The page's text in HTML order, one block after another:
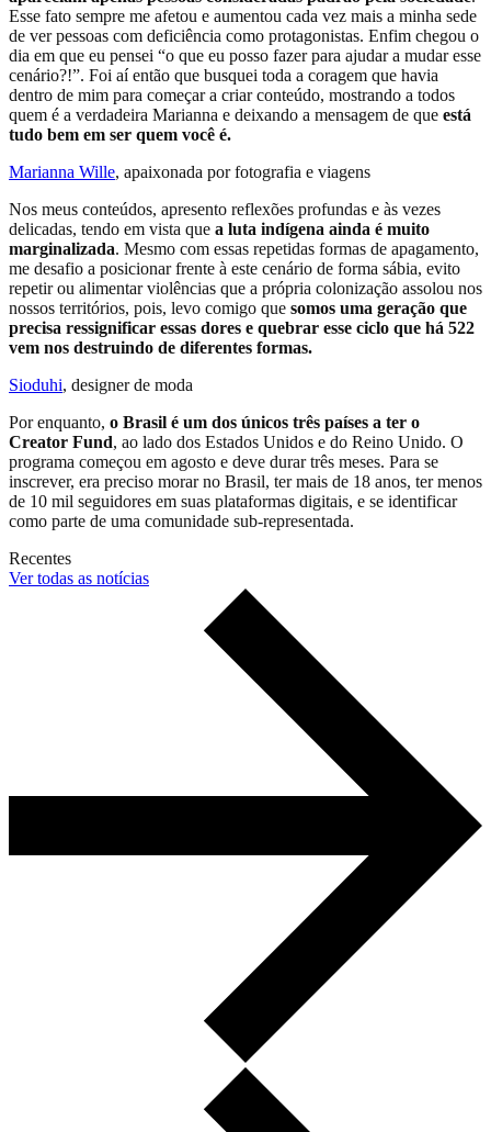
Esse fato sempre me afetou e aumentou cada vez mais a minha sede
de ver pessoas com deficiência como protagonistas. Enfim chegou o
dia em que eu pensei “o que eu posso fazer para ajudar a mudar esse
cenário?!”. Foi aí então que busquei toda a coragem que havia
dentro de mim para começar a criar conteúdo, mostrando a todos
quem é a verdadeira Marianna e deixando a mensagem de que está
tudo bem em ser quem você é.
Marianna Wille, apaixonada por fotografia e viagens
Nos meus conteúdos, apresento reflexões profundas e às vezes
delicadas, tendo em vista que a luta indígena ainda é muito
marginalizada. Mesmo com essas repetidas formas de apagamento,
me desafio a posicionar frente à este cenário de forma sábia, evito
repetir ou alimentar violências que a própria colonização assolou nos
nossos territórios, pois, levo comigo que somos uma geração que
precisa ressignificar essas dores e quebrar esse ciclo que há 522
vem nos destruindo de diferentes formas.
Sioduhi, designer de moda
Por enquanto, o Brasil é um dos únicos três países a ter o
Creator Fund, ao lado dos Estados Unidos e do Reino Unido. O
programa começou em agosto e deve durar três meses. Para se
inscrever, era preciso morar no Brasil, ter mais de 18 anos, ter menos
de 10 mil seguidores em suas plataformas digitais, e se identificar
como parte de uma comunidade sub-representada.
Recentes
Ver todas as notícias